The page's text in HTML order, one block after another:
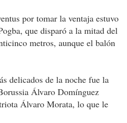
por tomar la ventaja estuvo
que disparó a la mitad del
metros, aunque el balón
delicados de la noche fue la
Álvaro Domínguez
Álvaro Morata, lo que le